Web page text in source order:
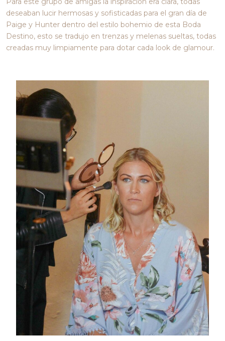
deseaban lucir hermosas y sofisticadas para el gran día de
Paige y Hunter dentro del estilo bohemio de esta Boda
Destino, esto se tradujo en trenzas y melenas sueltas, todas
creadas muy limpiamente para dotar cada look de glamour.